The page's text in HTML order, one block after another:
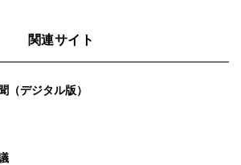
関連サイト
（デジタル版）